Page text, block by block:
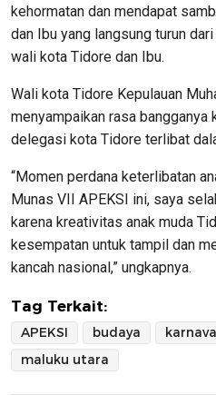
kehormatan dan mendapat
dan Ibu yang langsung turun
wali kota Tidore dan Ibu.
Wali kota Tidore Kepulauan
menyampaikan rasa bangganya
delegasi kota Tidore terlibat
“Momen perdana keterlibatan
Munas VII APEKSI ini, saya
karena kreativitas anak muda
kesempatan untuk tampil dan
kancah nasional,” ungkapnya.
Tag Terkait:
APEKSI budaya
maluku utara